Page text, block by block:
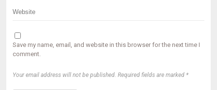
Save my name, email, and website in this browser for the next time I
comment.
Your email address will not be published. Required fields are marked *